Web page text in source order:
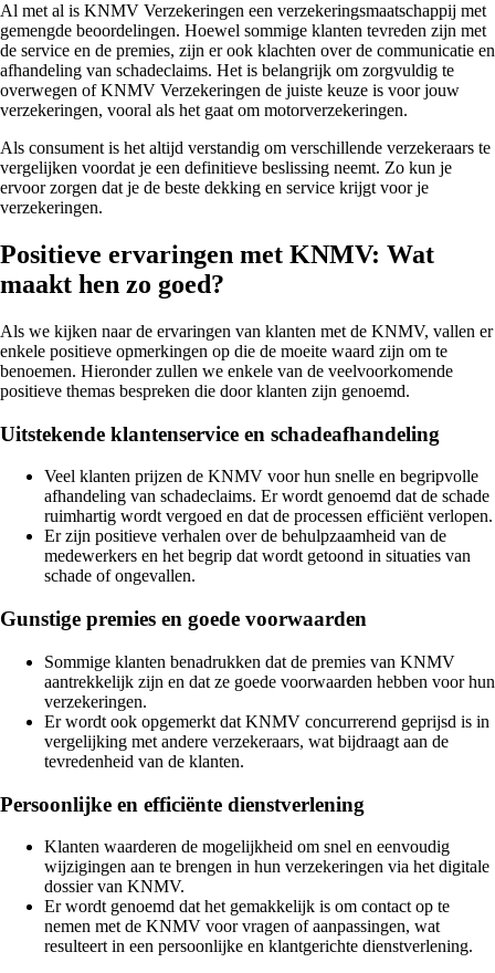
Al met al is KNMV Verzekeringen een verzekeringsmaatschappij met
gemengde beoordelingen. Hoewel sommige klanten tevreden zijn met
de service en de premies, zijn er ook klachten over de communicatie en
afhandeling van schadeclaims. Het is belangrijk om zorgvuldig te
overwegen of KNMV Verzekeringen de juiste keuze is voor jouw
verzekeringen, vooral als het gaat om motorverzekeringen.
Als consument is het altijd verstandig om verschillende verzekeraars te
vergelijken voordat je een definitieve beslissing neemt. Zo kun je
ervoor zorgen dat je de beste dekking en service krijgt voor je
verzekeringen.
Positieve ervaringen met KNMV: Wat
maakt hen zo goed?
Als we kijken naar de ervaringen van klanten met de KNMV, vallen er
enkele positieve opmerkingen op die de moeite waard zijn om te
benoemen. Hieronder zullen we enkele van de veelvoorkomende
positieve themas bespreken die door klanten zijn genoemd.
Uitstekende klantenservice en schadeafhandeling
Veel klanten prijzen de KNMV voor hun snelle en begripvolle
afhandeling van schadeclaims. Er wordt genoemd dat de schade
ruimhartig wordt vergoed en dat de processen efficiënt verlopen.
Er zijn positieve verhalen over de behulpzaamheid van de
medewerkers en het begrip dat wordt getoond in situaties van
schade of ongevallen.
Gunstige premies en goede voorwaarden
Sommige klanten benadrukken dat de premies van KNMV
aantrekkelijk zijn en dat ze goede voorwaarden hebben voor hun
verzekeringen.
Er wordt ook opgemerkt dat KNMV concurrerend geprijsd is in
vergelijking met andere verzekeraars, wat bijdraagt aan de
tevredenheid van de klanten.
Persoonlijke en efficiënte dienstverlening
Klanten waarderen de mogelijkheid om snel en eenvoudig
wijzigingen aan te brengen in hun verzekeringen via het digitale
dossier van KNMV.
Er wordt genoemd dat het gemakkelijk is om contact op te
nemen met de KNMV voor vragen of aanpassingen, wat
resulteert in een persoonlijke en klantgerichte dienstverlening.